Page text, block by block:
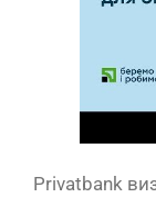
Privatbank